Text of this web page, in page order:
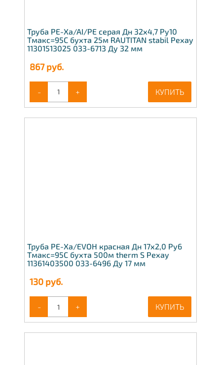
Труба PE-Xa/AI/PE серая Дн 32х4,7 Ру10
Тмакс=95C бухта 25м RAUTITAN stabil Рехау
11301513025 033-6713 Ду 32 мм
867руб.
- + КУПИТЬ
Труба PE-Xa/EVOH красная Дн 17х2,0 Ру6
Тмакс=95C бухта 500м therm S Рехау
11361403500 033-6496 Ду 17 мм
130 руб.
- + КУПИТЬ